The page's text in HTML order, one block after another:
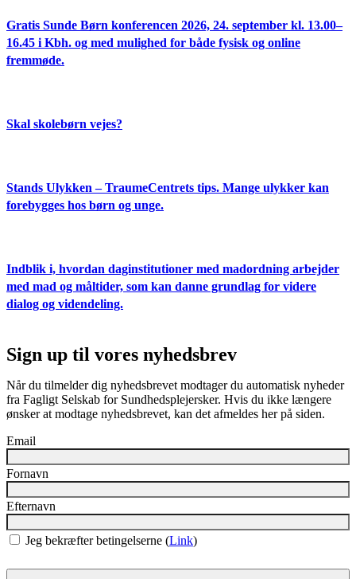
Gratis Sunde Børn konferencen 2026, 24. september kl. 13.00–
16.45 i Kbh. og med mulighed for både fysisk og online
fremmøde.
Skal skolebørn vejes?
Stands Ulykken – TraumeCentrets tips. Mange ulykker kan
forebygges hos børn og unge.
Indblik i, hvordan daginstitutioner med madordning arbejder
med mad og måltider, som kan danne grundlag for videre
dialog og videndeling.
Sign up til vores nyhedsbrev
Når du tilmelder dig nyhedsbrevet modtager du automatisk nyheder
fra Fagligt Selskab for Sundhedsplejersker. Hvis du ikke længere
ønsker at modtage nyhedsbrevet, kan det afmeldes her på siden.
Email
Fornavn
Efternavn
Jeg bekræfter betingelserne (Link)